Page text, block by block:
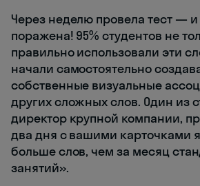
Через неделю провела тест —
поражена! 95% студентов не
правильно использовали эти
начали самостоятельно
собственные визуальные
других сложных слов. Один из
директор крупной компании,
два дня с вашими карточками
больше слов, чем за месяц
занятий».